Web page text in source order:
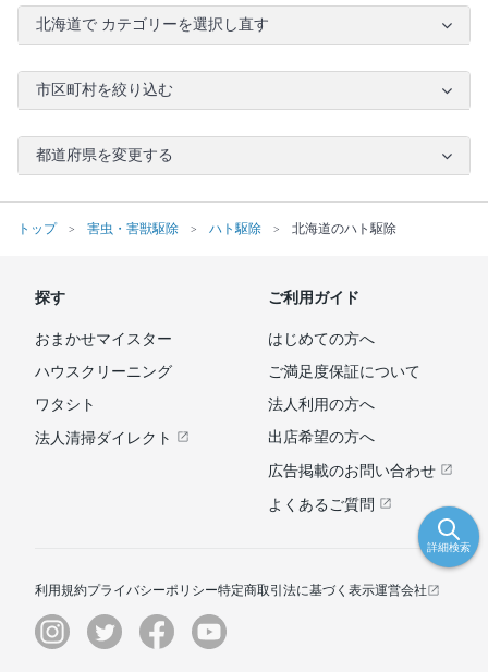
北海道で カテゴリーを選択し直す
市区町村を絞り込む
都道府県を変更する
トップ 害虫・害獣駆除 ハト駆除 北海道のハト駆除
詳細検索
探す
おまかせマイスター
ハウスクリーニング
ワタシト
法人清掃ダイレクト
ご利用ガイド
はじめての方へ
ご満足度保証について
法人利用の方へ
出店希望の方へ
広告掲載のお問い合わせ
よくあるご質問
利用規約プライバシーポリシー特定商取引法に基づく表示運営会社